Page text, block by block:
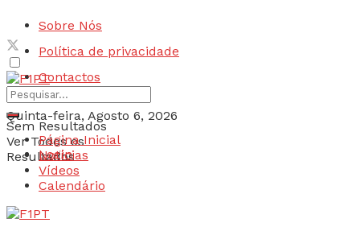
Sobre Nós
Política de privacidade
Contactos
Quinta-feira, Agosto 6, 2026
Login
Sem Resultados
Ver Todos os
Resultados
Página Inicial
Notícias
Vídeos
Calendário